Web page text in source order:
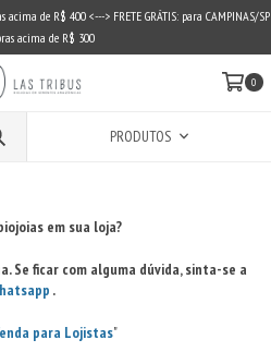
acima de R$ 400 <---> FRETE GRÁTIS: para CAMPINAS/SP
acima de R$ 300
0
PRODUTOS
em sua loja?
Se ficar com alguma dúvida, sinta-se a
.
para Lojistas"